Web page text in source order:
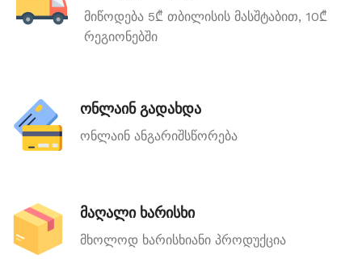
მიწოდება 5₾ თბილისის მასშტაბით, 10₾
რეგიონებში
ონლაინ გადახდა
ონლაინ ანგარიშსწორება
მაღალი ხარისხი
მხოლოდ ხარისხიანი პროდუქცია